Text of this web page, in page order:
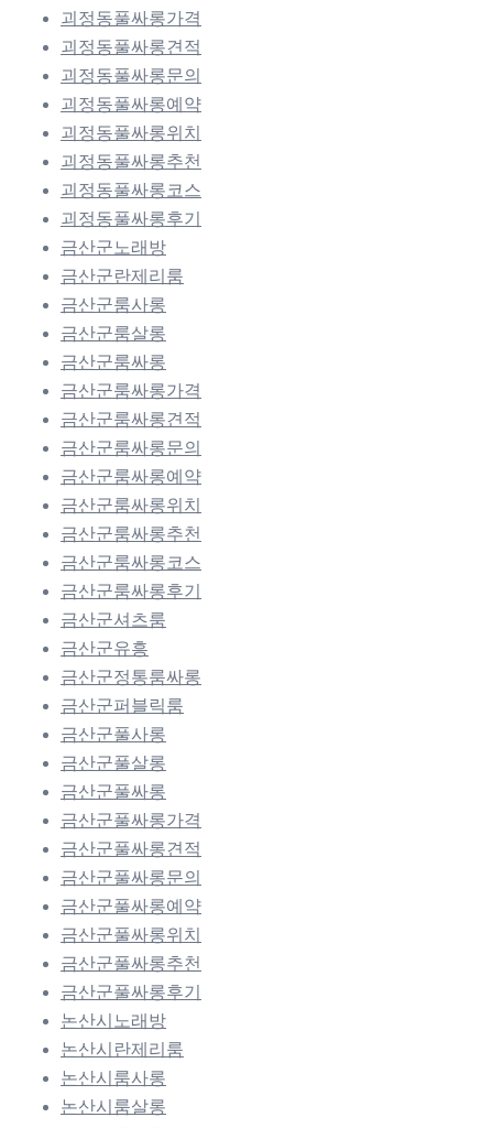
괴정동풀싸롱가격
괴정동풀싸롱견적
괴정동풀싸롱문의
괴정동풀싸롱예약
괴정동풀싸롱위치
괴정동풀싸롱추천
괴정동풀싸롱코스
괴정동풀싸롱후기
금산군노래방
금산군란제리룸
금산군룸사롱
금산군룸살롱
금산군룸싸롱
금산군룸싸롱가격
금산군룸싸롱견적
금산군룸싸롱문의
금산군룸싸롱예약
금산군룸싸롱위치
금산군룸싸롱추천
금산군룸싸롱코스
금산군룸싸롱후기
금산군셔츠룸
금산군유흥
금산군정통룸싸롱
금산군퍼블릭룸
금산군풀사롱
금산군풀살롱
금산군풀싸롱
금산군풀싸롱가격
금산군풀싸롱견적
금산군풀싸롱문의
금산군풀싸롱예약
금산군풀싸롱위치
금산군풀싸롱추천
금산군풀싸롱후기
논산시노래방
논산시란제리룸
논산시룸사롱
논산시룸살롱